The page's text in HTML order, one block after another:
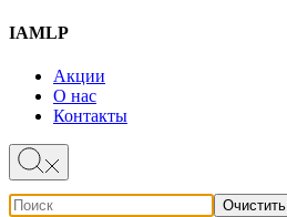
IAMLP
Акции
О нас
Контакты
Очистить